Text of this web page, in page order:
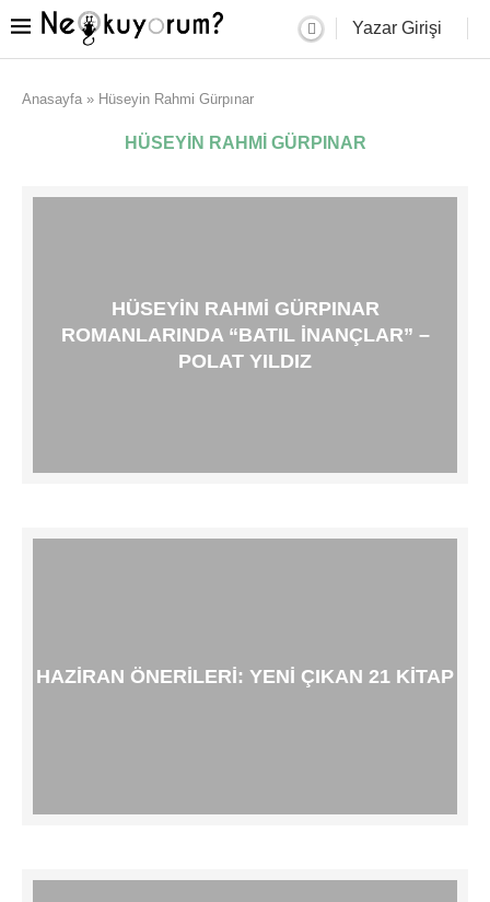
Yazar Girişi
Anasayfa » Hüseyin Rahmi Gürpınar
HÜSEYIN RAHMI GÜRPINAR
HÜSEYIN RAHMI GÜRPINAR
ROMANLARINDA “BATIL INANÇLAR” –
POLAT YILDIZ
HAZIRAN ÖNERILERI: YENI ÇIKAN 21 KITAP